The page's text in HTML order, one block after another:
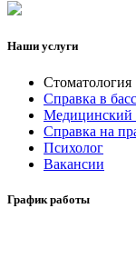
Наши услуги
Стоматология
Справка в
Медицинский
Справка на
Психолог
Вакансии
График работы